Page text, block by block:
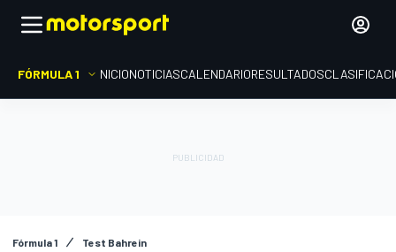
FÓRMULA 1 INICIONOTICIASCALENDARIORESULTADOS
Fórmula 1 Test Bahrein